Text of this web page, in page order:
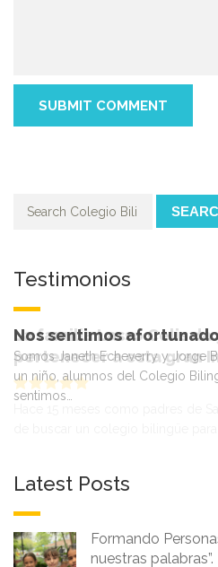
Testimonios
La familia Lasso Celis da
pertenecer a esta gran
Latest Posts
Formando
nuestras palabras”.